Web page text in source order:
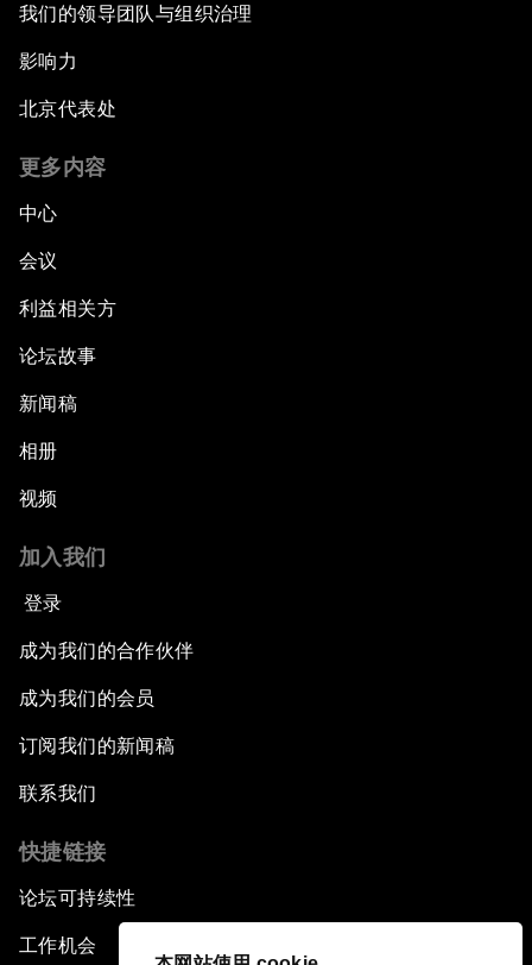
我们的领导团队与组织治理
影响力
北京代表处
更多内容
中心
会议
利益相关方
论坛故事
新闻稿
相册
视频
加入我们
登录
成为我们的合作伙伴
成为我们的会员
订阅我们的新闻稿
联系我们
快捷链接
论坛可持续性
工作机会